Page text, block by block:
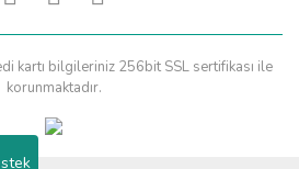
kartı bilgileriniz 256bit SSL sertifikası ile
korunmaktadır.